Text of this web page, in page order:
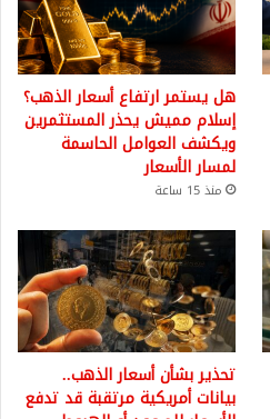
هل يستمر ارتفاع أسعار الذهب؟
إسلام مميش يحذر المستثمرين
ويكشف العوامل الحاسمة
لمسار الأسعار
منذ 15 ساعة
تحذير بشأن أسعار الذهب..
بيانات أمريكية مرتقبة قد تدفع